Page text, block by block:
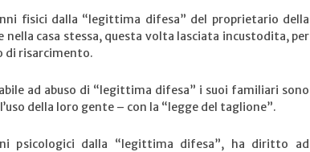
fisici dalla “legittima difesa” del proprietario della
casa stessa, questa volta lasciata incustodita, per
di risarcimento.
ad abuso di “legittima difesa” i suoi familiari sono
della loro gente – con la “legge del taglione”.
psicologici dalla “legittima difesa”, ha diritto ad